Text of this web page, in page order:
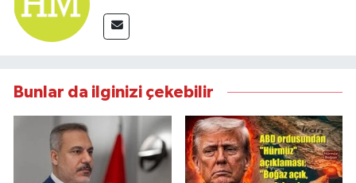
Bunlar da ilginizi çekebilir